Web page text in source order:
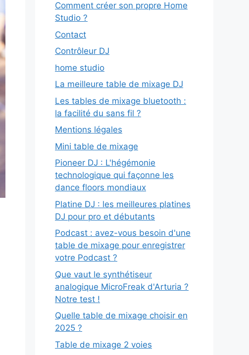
Comment créer son propre Home
Studio ?
Contact
Contrôleur DJ
home studio
La meilleure table de mixage DJ
Les tables de mixage bluetooth :
la facilité du sans fil ?
Mentions légales
Mini table de mixage
Pioneer DJ : L'hégémonie
technologique qui façonne les
dance floors mondiaux
Platine DJ : les meilleures platines
DJ pour pro et débutants
Podcast : avez-vous besoin d'une
table de mixage pour enregistrer
votre Podcast ?
Que vaut le synthétiseur
analogique MicroFreak d'Arturia ?
Notre test !
Quelle table de mixage choisir en
2025 ?
Table de mixage 2 voies